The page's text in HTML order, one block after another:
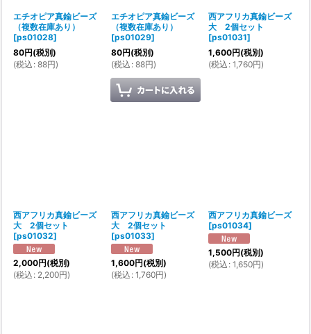
エチオピア真鍮ビーズ
（複数在庫あり）
[ps01028]
80円(税別)
(税込 : 88円)
エチオピア真鍮ビーズ
（複数在庫あり）
[ps01029]
80円(税別)
(税込 : 88円)
西アフリカ真鍮ビーズ
大 2個セット
[ps01031]
1,600円(税別)
(税込 : 1,760円)
西アフリカ真鍮ビーズ
大 2個セット
[ps01032]
2,000円(税別)
(税込 : 2,200円)
西アフリカ真鍮ビーズ
大 2個セット
[ps01033]
1,600円(税別)
(税込 : 1,760円)
西アフリカ真鍮ビーズ
[ps01034]
1,500円(税別)
(税込 : 1,650円)